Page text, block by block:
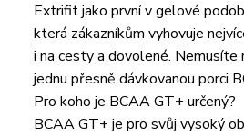
Extrifit jako první v gelové
která zákazníkům vyhovuje
i na cesty a dovolené.
jednu přesně dávkovanou porci
Pro koho je BCAA GT+ určený?
BCAA GT+ je pro svůj vysoký